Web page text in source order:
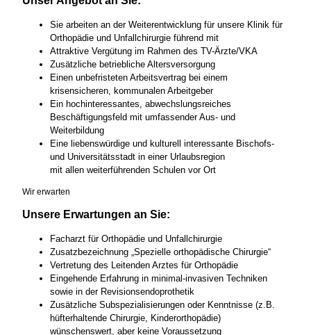
Sie arbeiten an der Weiterentwicklung für unsere Klinik für
Orthopädie und Unfallchirurgie führend mit
Attraktive Vergütung im Rahmen des TV-Ärzte/VKA
Zusätzliche betriebliche Altersversorgung
Einen unbefristeten Arbeitsvertrag bei einem
krisensicheren, kommunalen Arbeitgeber
Ein hochinteressantes, abwechslungsreiches
Beschäftigungsfeld mit umfassender Aus- und
Weiterbildung
Eine liebenswürdige und kulturell interessante Bischofs-
und Universitätsstadt in einer Urlaubsregion
mit allen weiterführenden Schulen vor Ort
Wir erwarten
Unsere Erwartungen an Sie:
Facharzt für Orthopädie und Unfallchirurgie
Zusatzbezeichnung „Spezielle orthopädische Chirurgie“
Vertretung des Leitenden Arztes für Orthopädie
Eingehende Erfahrung in minimal-invasiven Techniken
sowie in der Revisionsendoprothetik
Zusätzliche Subspezialisierungen oder Kenntnisse (z.B.
hüfterhaltende Chirurgie, Kinderorthopädie)
wünschenswert, aber keine Voraussetzung